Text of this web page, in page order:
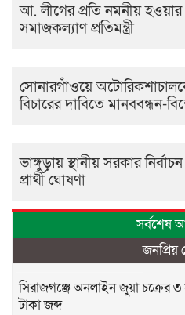
আ. লীগের প্রতি নমনীয়
সমাজকল্যাণ প্রতিমন্ত্রী
সোনারগাঁওয়ে
বিচারের দাবিতে মানববন্ধন-
ভাঙ্গুড়ায় স্থানীয় সরকার
প্রার্থী ঘোষণা
সর্বশেষ
জনপ্রিয়
সিরাজগঞ্জে অনলাইন জুয়া চক্রের
টাকা জব্দ